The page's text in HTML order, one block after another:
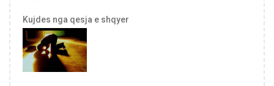
Kujdes nga qesja e shqyer